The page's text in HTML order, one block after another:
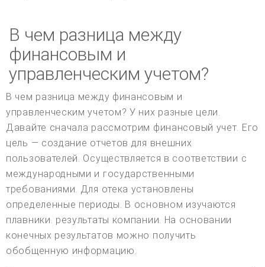
В чем разница между
финансовым и
управленческим учетом?
В чем разница между финансовым и
управленческим учетом? У них разные цели.
Давайте сначала рассмотрим финансовый учет. Его
цель — создание отчетов для внешних
пользователей. Осуществляется в соответствии с
международными и государственными
требованиями. Для отека установлены
определенные периоды. В основном изучаются
плавники. результаты компании. На основании
конечных результатов можно получить
обобщенную информацию.